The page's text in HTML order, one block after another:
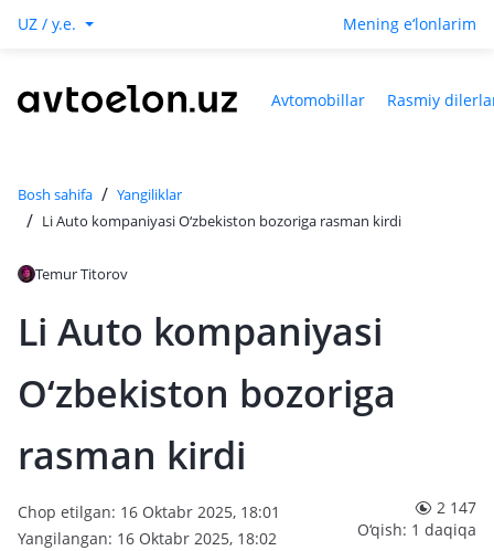
UZ / y.e. Mening e‘lonlarim
Avtomobillar Rasmiy
Bosh sahifa / Yangiliklar
/ Li Auto kompaniyasi O‘zbekiston bozoriga rasman kirdi
Temur Titorov
Li Auto kompaniyasi
O‘zbekiston bozoriga
rasman kirdi
Chop etilgan: 16 Oktabr 2025, 18:01
Yangilangan: 16 Oktabr 2025, 18:02
2 147
O‘qish: 1 daqiqa